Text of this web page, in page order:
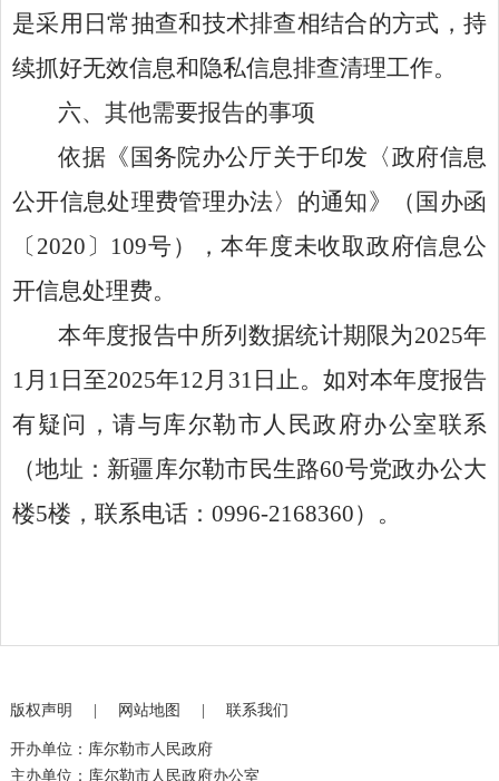
是采用日常抽查和技术排查相结合的方式，持
续抓好无效信息和隐私信息排查清理工作。
六、其他需要报告的事项
依据 《国务院办公厅关于印发〈政府信息
公开信息处理费管理办法〉的通知》（国办函
〔 2020 〕 109号），本年度未收取政府信息公
开信息处理费。
本年度报告中所列数据统计期限为2025年
1 月 1 日至2025年12 月 31 日 止。 如对本年度报告
有疑问，请与库尔勒市人民政府办公室联系
（地址：新疆库尔勒市民生路60号党政办公大
楼5楼，联系电话： 0996-2168360）。
版权声明 | 网站地图 | 联系我们
开办单位：库尔勒市人民政府
主办单位：库尔勒市人民政府办公室